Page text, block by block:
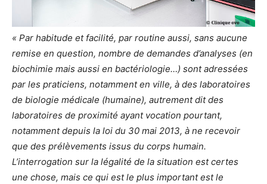
« Par habitude et facilité, par routine aussi, sans aucune
remise en question, nombre de demandes d’analyses (en
biochimie mais aussi en bactériologie…) sont adressées
par les praticiens, notamment en ville, à des laboratoires
de biologie médicale (humaine), autrement dit des
laboratoires de proximité ayant vocation pourtant,
notamment depuis la loi du 30 mai 2013, à ne recevoir
que des prélèvements issus du corps humain.
L’interrogation sur la légalité de la situation est certes
une chose, mais ce qui est le plus important est le